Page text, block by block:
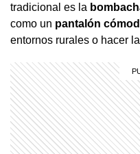
tradicional es la
como un pantalón
entornos rurales o hacer